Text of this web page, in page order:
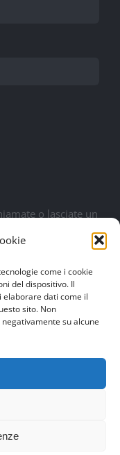
come i cookie
del dispositivo. Il
elaborare dati come il
sito. Non
su alcune
o lasciate un
04460100284 |